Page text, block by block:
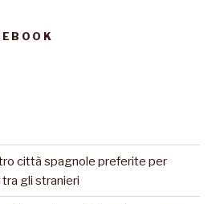
città spagnole preferite per
gli stranieri